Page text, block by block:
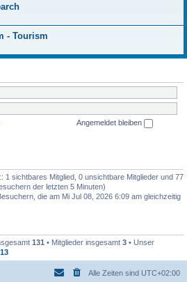
- Tourism
Angemeldet bleiben
1 sichtbares Mitglied, 0 unsichtbare Mitglieder und 77
der letzten 5 Minuten)
die am Mi Jul 08, 2026 6:09 am gleichzeitig
131 • Mitglieder insgesamt 3 • Unser
Alle Zeiten sind UTC+02:00